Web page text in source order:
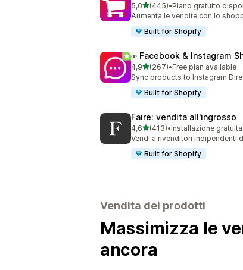
5,0stelle su 5
(445)
445 recensioni totali
•Piano gratuito
Aumenta le vendite con lo
Built for Shopify
∞ Facebook & Instagram
4,9stelle su 5
(267)
267 recensioni totali
•Free plan available
Sync products to Instagram
Built for Shopify
Faire: vendita all'ingrosso
4,6stelle su 5
(413)
413 recensioni totali
•Installazione gratuita
Vendi a rivenditori indipendenti
Built for Shopify
Vendita dei prodotti
Massimizza le
ancora